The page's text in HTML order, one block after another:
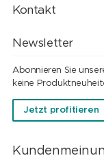
Kontakt
Newsletter
Abonnieren Sie
keine
Jetzt profitieren